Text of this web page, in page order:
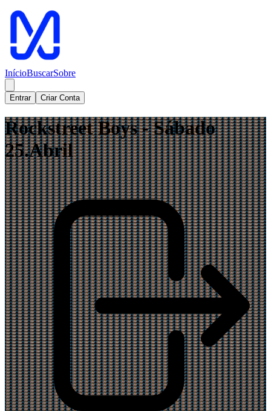
InícioBuscarSobre
Entrar Criar Conta
Rockstreet Boys - Sábado
25.Abril